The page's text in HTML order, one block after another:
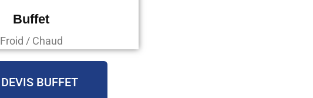
Buffet
Froid / Chaud
DEVIS BUFFET